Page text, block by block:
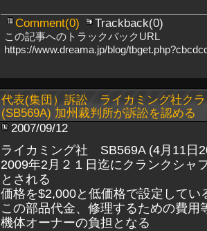
Comment(0) Trackback(0)
この記事へのトラックバックURL
https://www.dreama.jp/blog/
代表(集団）訴訟 ライカミング社ク
(SB569A) 加州裁判所が訴訟を認める
2007/09/12
ライカミング社 SB569A (4月11日
2009年2月２１日迄にクランクシャ
とされる
価格を$2,000と低価格で設定してい
この部品代金、修理するための費用
機体オーナーの負担となる